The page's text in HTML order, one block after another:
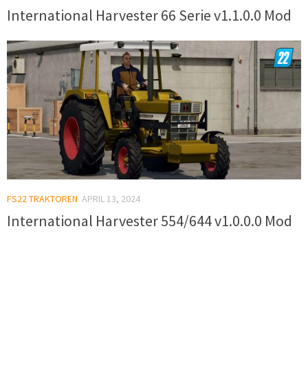
International Harvester 66 Serie v1.1.0.0 Mod
FS22 TRAKTOREN APRIL 13, 2024
International Harvester 554/644 v1.0.0.0 Mod